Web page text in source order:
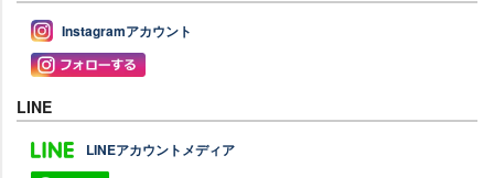
Instagramアカウント
LINE
LINEアカウントメディア